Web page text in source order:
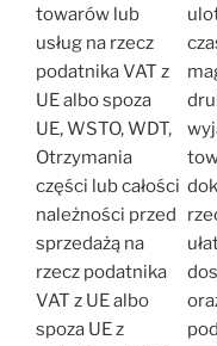
towarów lub
usług na rzecz
podatnika VAT z
UE albo spoza
UE, WSTO, WDT,
Otrzymania
części lub całości
należności przed
sprzedażą na
rzecz podatnika
VAT z UE albo
spoza UE z